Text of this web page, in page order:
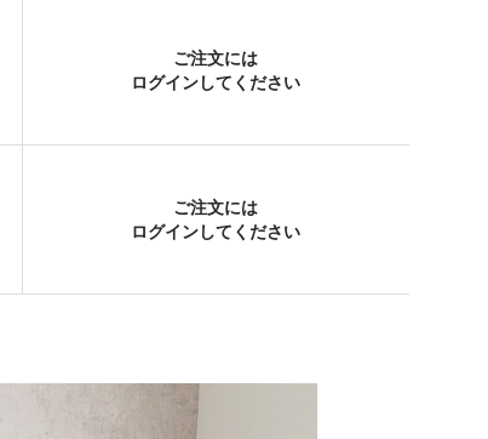
ご注文には
ログインしてください
ご注文には
ログインしてください